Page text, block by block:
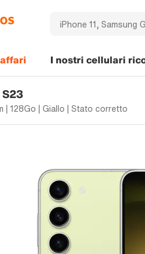
I nostri cellulari
| 128Go | Giallo | Stato corretto